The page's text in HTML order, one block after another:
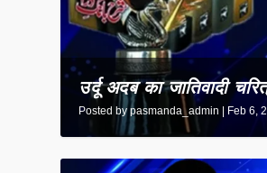
उर्दू अदब का जातिवादी
Posted bypasmanda_admin Feb 6,